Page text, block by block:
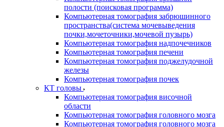
полости (поисковая программа)
Компьютерная томография забрюшинного
пространства(система мочевыведения
почки,мочеточники,мочевой пузырь)
Компьютерная томография надпочечников
Компьютерная томография печени
Компьютерная томография поджелудочной
железы
Компьютерная томография почек
КТ головы
Компьютерная томография височной
области
Компьютерная томография головного мозга
Компьютерная томография головного мозга